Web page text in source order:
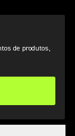
de produtos,